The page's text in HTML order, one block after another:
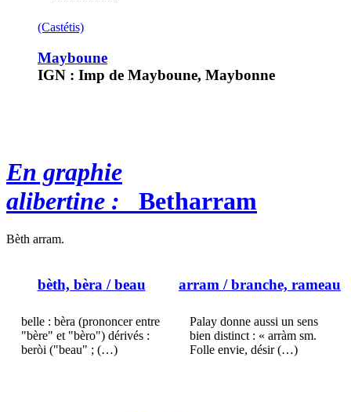
(Castétis)
Mayboune
IGN : Imp de Mayboune, Maybonne
En graphie
alibertine : Betharram
Bèth arram.
bèth, bèra / beau
belle : bèra (prononcer entre
"bère" et "bèro") dérivés :
beròi ("beau" ; (…)
arram / branche, rameau
Palay donne aussi un sens
bien distinct : « arràm sm.
Folle envie, désir (…)